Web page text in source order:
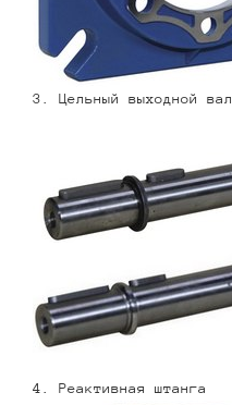
3. Цельный выходной вал
4. Реактивная штанга